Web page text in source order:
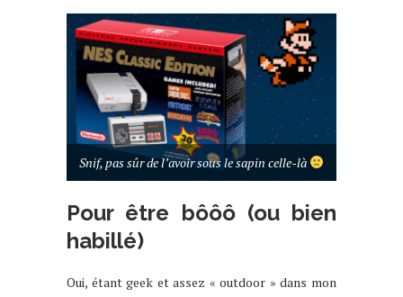
Snif, pas sûr de l’avoir sous le sapin celle-là
Pour être bôôô (ou bien
habillé)
Oui, étant geek et assez « outdoor » dans mon